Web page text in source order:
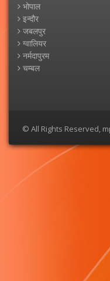
भोपाल
इन्दौर
जबलपुर
ग्वालियर
नर्मदापुरम
चम्बल
© All Rights Reserved,